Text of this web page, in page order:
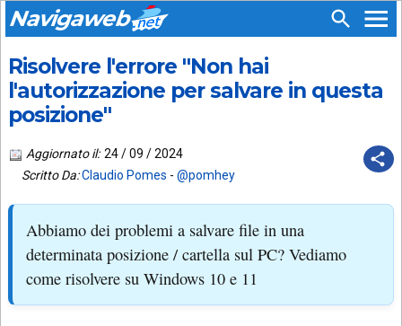
Navigaweb
HOME
CHI
SIAMO
CHIEDI
SUPPORTO
CONTATTA
PIÙ
LETTI
SEGUICI
SU:
APP
EMAIL
TIKTOK
Risolvere l'errore "Non hai
l'autorizzazione per salvare in questa
posizione"
Aggiornato il: 24 / 09 / 2024
Scritto Da:Claudio Pomes - @pomhey
Abbiamo dei problemi a salvare file in una
determinata posizione / cartella sul PC? Vediamo
come risolvere su Windows 10 e 11